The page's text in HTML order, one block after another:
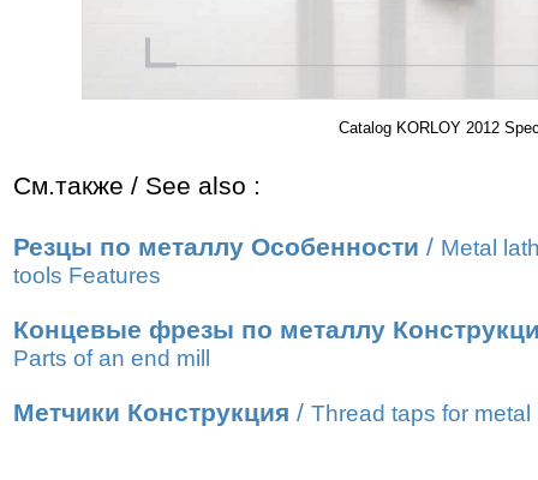
Catalog KORLOY 2012
См.также / See also :
Резцы по металлу Особенности / Metal
tools Features
Концевые фрезы по металлу
Parts of an end mill
Метчики Конструкция / Thread taps for metal